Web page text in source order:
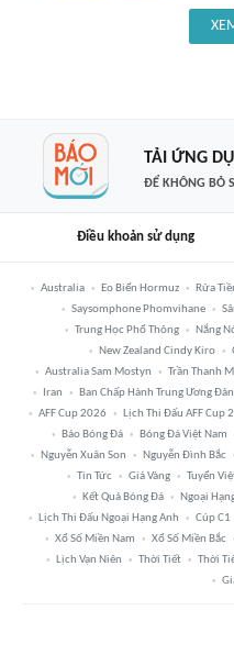
TẢI ỨNG
ĐỂ KHÔNG BỎ
Điều khoản sử dụng
Australia Eo Biển Hormuz Rửa
Saysomphone Phomvihane
Trung Học Phổ Thông
Nắng
New Zealand Cindy Kiro
Australia Sam Mostyn
Trần Thanh
Iran
Ban Chấp Hành Trung Ương
AFF Cup 2026
Lịch Thi Đấu AFF Cup
Báo Bóng Đá
Bóng Đá Việt Nam
Nguyễn Xuân Son
Nguyễn Đình Bắc
Tin Tức
Giá Vàng Tuyển
Kết Quả Bóng Đá
Ngoại
Lịch Thi Đấu Ngoại Hạng Anh
Cúp C1
Xổ Số Miền Nam
Xổ Số Miền Bắc
Lịch Vạn Niên
Thời Tiết Thời